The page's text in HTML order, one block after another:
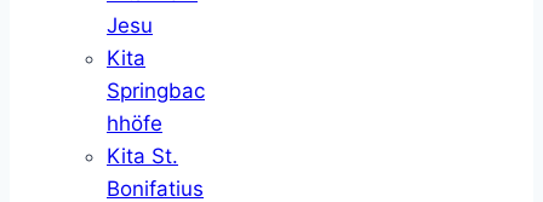
Jesu
Kita
Springbac
hhöfe
Kita St.
Bonifatius